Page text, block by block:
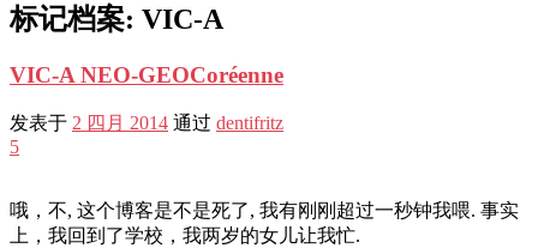
标记档案: VIC-A
VIC-A NEO-GEOCoréenne
发表于 2 四月 2014 通过 dentifritz
5
哦，不, 这个博客是不是死了, 我有刚刚超过一秒钟我喂. 事实
上，我回到了学校，我两岁的女儿让我忙.